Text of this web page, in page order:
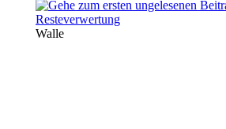
Resteverwertung
Walle